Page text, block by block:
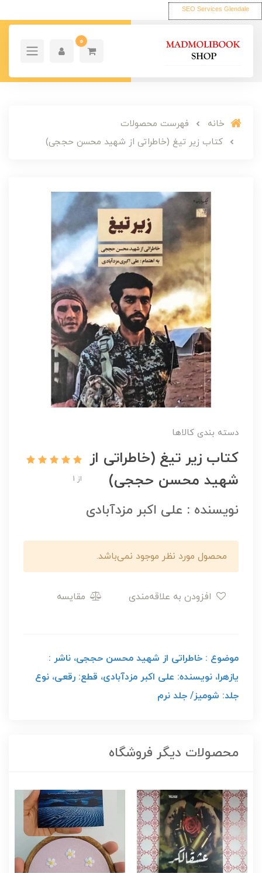
SEO Services Glendale
0
خانه
فهرست محصولات
کتاب زیر تیغ (خاطراتی از شهید محسن حججی)
دسته بندی کالاها
کتاب زیر تیغ (خاطراتی از
شهید محسن حججی)
از 1
نویسنده : علی اکبر مزدآبادی
محصول مورد نظر موجود نمی‌باشد.
مقایسه
موضوع : خاطراتی از شهید محسن حججی، ناشر :
یازهرا، نویسنده: علی اکبر مزدآبادی، قطع: رقعی، نوع
جلد: شومیز/ جلد نرم
محصولات دیگر فروشگاه